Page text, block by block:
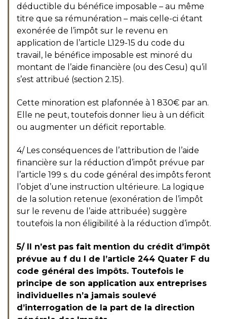
déductible du bénéfice imposable – au même
titre que sa rémunération – mais celle-ci étant
exonérée de l’impôt sur le revenu en
application de l’article L129-15 du code du
travail, le bénéfice imposable est minoré du
montant de l’aide financière (ou des Cesu) qu’il
s’est attribué (section 2.15).
Cette minoration est plafonnée à 1 830€ par an.
Elle ne peut, toutefois donner lieu à un déficit
ou augmenter un déficit reportable.
4/ Les conséquences de l’attribution de l’aide
financière sur la réduction d’impôt prévue par
l’article 199 s. du code général des impôts feront
l’objet d’une instruction ultérieure. La logique
de la solution retenue (exonération de l’impôt
sur le revenu de l’aide attribuée) suggère
toutefois la non éligibilité à la réduction d’impôt.
5/ Il n’est pas fait mention du crédit d’impôt
prévue au f du I de l’article 244 Quater F du
code général des impôts. Toutefois le
principe de son application aux entreprises
individuelles n’a jamais soulevé
d’interrogation de la part de la direction